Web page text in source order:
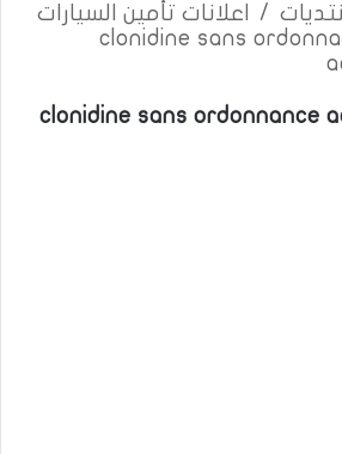
/
اعلانات تأمين السيارات
clonidine sans
clonidine sans ordonnance